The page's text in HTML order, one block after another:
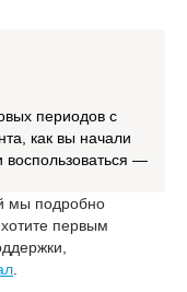
периодов с
как вы начали
воспользоваться —
мы подробно
первым